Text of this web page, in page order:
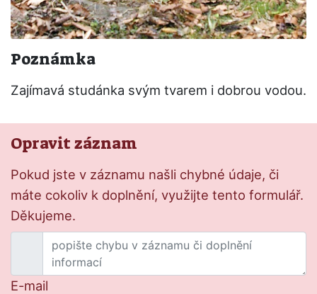
Poznámka
Zajímavá studánka svým tvarem i dobrou vodou.
Opravit záznam
Pokud jste v záznamu našli chybné údaje, či
máte cokoliv k doplnění, využijte tento formulář.
Děkujeme.
E-mail